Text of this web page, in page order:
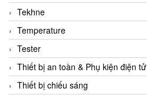
CAPS
CAREL Parts
CCS
CD Automation
CEAG Sicherheitst
Tekhne
Temperature
Tester
Thiết bị an toàn & Phụ kiện điện tử
Thiết bị chiếu sáng